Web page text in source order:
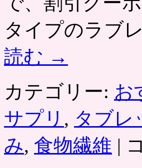
タイプのラブ
読む →
カテゴリー: お
サプリ , タブレ
み, 食物繊維 |